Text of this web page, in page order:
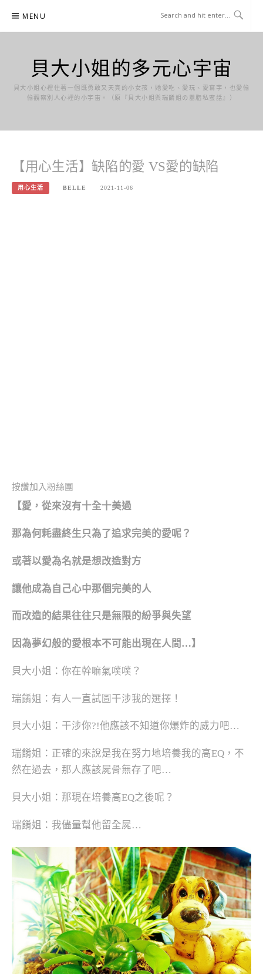
content
MENU
貝大小姐的多元心宇宙
貝大小姐心裡住著一個既勇敢又天真的小女孩，她愛吃、愛玩、愛寫字，也愛偷
偷觀察別人心裡的小宇宙。（原『貝大小姐與瑞餚姐の囂脂私蜜話』）
【用心生活】缺陷的愛 VS愛的缺陷
用心生活 BELLE 2021-11-06
按讚加入粉絲團
【愛，從來沒有十全十美過
那為何耗盡終生只為了追求完美的愛呢？
或著以愛為名就是想改造對方
讓他成為自己心中那個完美的人
而改造的結果往往只是無限的紛爭與失望
因為夢幻般的愛根本不可能出現在人間…】
貝大小姐：你在幹嘛氣噗噗？
瑞餚姐：有人一直試圖干涉我的選擇！
貝大小姐：干涉你?!他應該不知道你爆炸的威力吧…
瑞餚姐：正確的來說是我在努力地培養我的高EQ，不
然在過去，那人應該屍骨無存了吧…
貝大小姐：那現在培養高EQ之後呢？
瑞餚姐：我儘量幫他留全屍…